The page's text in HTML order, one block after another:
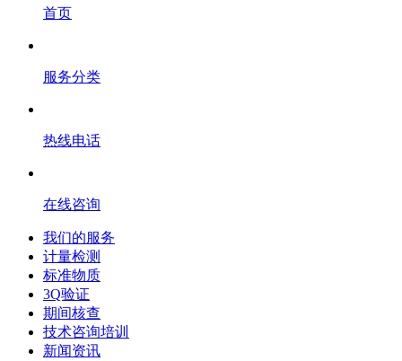
首页
服务分类
热线电话
在线咨询
我们的服务
计量检测
标准物质
3Q验证
期间核查
技术咨询培训
新闻资讯